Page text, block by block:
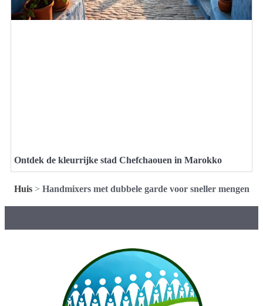
Ontdek de kleurrijke stad Chefchaouen in Marokko
Huis> Handmixers met dubbele garde voor sneller mengen